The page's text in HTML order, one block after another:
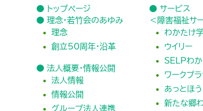
● トップページ
● 理念・若竹会のあゆみ
理念
創立50周年・沿革
● 法人概要・情報公開
法人情報
情報公開
グループ法人連携
● サービス
＜障害福祉サ
わかたけ
ウイリー
SELPわ
ワークプ
あっとほ
新たな郷